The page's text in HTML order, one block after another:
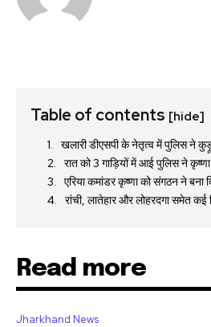
Table of contents [hide]
खलारी डीएसपी के नेतृत्व में पुलिस ने कुड़ू
रात को 3 गाड़ियों में आई पुलिस ने कृष्णा
एरिया कमांडर कृष्णा को संगठन ने बना
रांची, लातेहार और लोहरदगा समेत
Read more
Jharkhand News